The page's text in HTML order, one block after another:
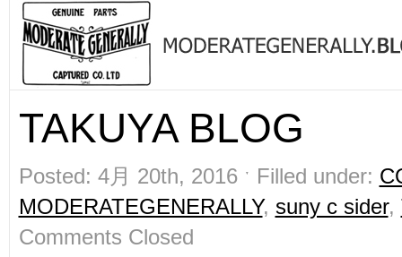
TAKUYA BLOG
Posted: 4月 20th, 2016 ˑ Filled under:
MODERATEGENERALLY, suny c sider,
Comments Closed